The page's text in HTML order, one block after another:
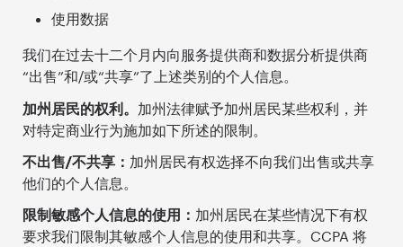
使用数据
我们在过去十二个月内向服务提供商和数据分析提供商
“出售”和/或“共享”了上述类别的个人信息。
加州居民的权利。 加州法律赋予加州居民某些权利，并
对特定商业行为施加如下所述的限制。
不出售/不共享： 加州居民有权选择不向我们出售或共享
他们的个人信息。
限制敏感个人信息的使用： 加州居民在某些情况下有权
要求我们限制其敏感个人信息的使用和共享。CCPA 将